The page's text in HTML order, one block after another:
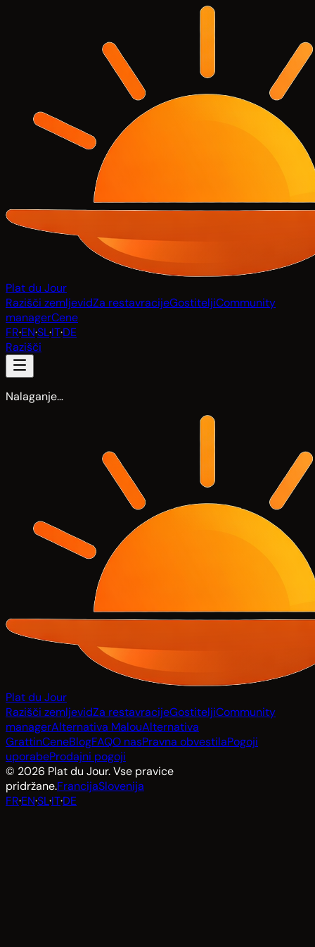
Plat du Jour
Razišči zemljevidZa restavracijeGostiteljiCommunity
managerCene
FR·EN·SL·IT·DE
Razišči
Nalaganje…
Plat du Jour
Razišči zemljevidZa restavracijeGostiteljiCommunity
managerAlternativa MalouAlternativa
GrattinCeneBlogFAQO nasPravna obvestilaPogoji
uporabeProdajni pogoji
© 2026 Plat du Jour. Vse pravice
pridržane.FrancijaSlovenija
FR·EN·SL·IT·DE